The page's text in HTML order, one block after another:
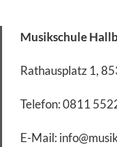
Musikschule
Rathausplatz 1,
Telefon: 0811
E-Mail: